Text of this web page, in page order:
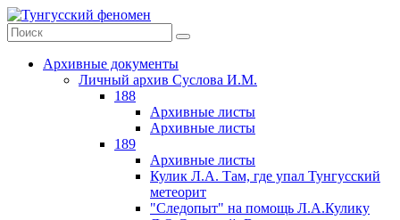
Архивные документы
Личный архив Суслова И.М.
188
Архивные листы
Архивные листы
189
Архивные листы
Кулик Л.А. Там, где упал Тунгусский
метеорит
"Следопыт" на помощь Л.А.Кулику